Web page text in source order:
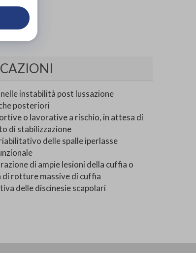
instabilità post lussazione
posteriori
o lavorative a rischio, in attesa di
di stabilizzazione
delle spalle iperlasse
di ampie lesioni della cuffia o
rotture massive di cuffia
delle discinesie scapolari